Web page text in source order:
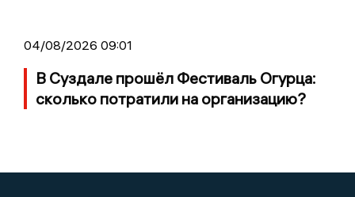
04/08/2026 09:01
В Суздале прошёл Фестиваль Огурца:
сколько потратили на организацию?